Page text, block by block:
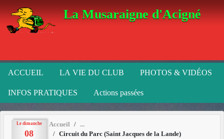
La Musaraigne d'Acigné
ACCUEIL LA VIE DU CLUB PHOTOS & VIDÉOS
INFOS PRATIQUES Actions passées
Le dimanche
08
Accueil
Circuit du Parc (Saint Jacques de la Lande)
Panneau de gestion des cookies